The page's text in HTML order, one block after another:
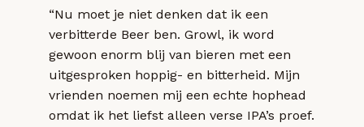
“Nu moet je niet denken dat ik een
verbitterde Beer ben. Growl, ik word
gewoon enorm blij van bieren met een
uitgesproken hoppig- en bitterheid. Mijn
vrienden noemen mij een echte hophead
omdat ik het liefst alleen verse IPA’s proef.